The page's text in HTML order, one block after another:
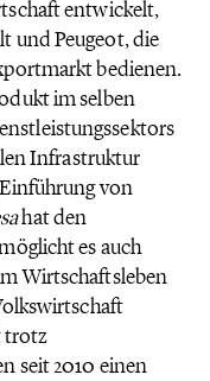
entwickelt,
und Peugeot, die
bedienen.
im selben
Infrastruktur
von
hat den
es auch
Wirtschaftsleben
trotz
seit 2010 einen